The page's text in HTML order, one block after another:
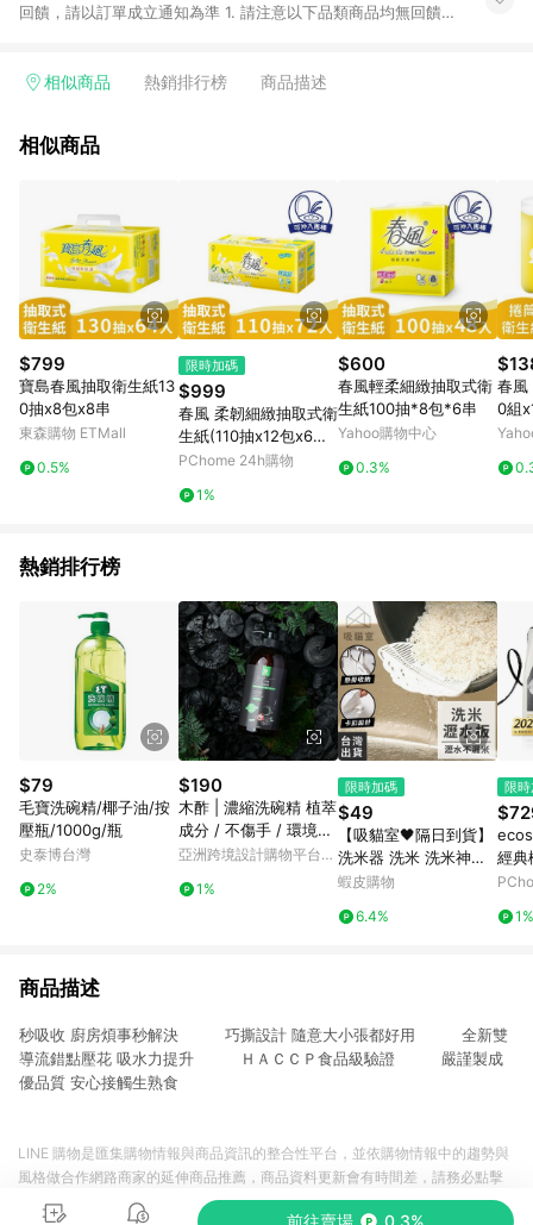
回饋，請以訂單成立通知為準 1. 請注意以下品類商品均無回饋：
電玩/遊戲/相機/單眼/鏡頭/拍立得 [2024/6/1起適用] -內接硬
的購回饋活動享Yahoo超贈點回饋者 - 購物中心商店之商品：商
3. 訂單回饋金額將扣除運費/購物金/超贈點/福利金/紅利折抵/折
價券等虛擬貨幣折抵 4. 大宗採購或批發轉賣不具回饋資格： 如
有相關事證認定您為大宗採購、批發轉賣而非最終消費使用者，
相關認定以Yahoo購物中心之認定為準
相似商品 熱銷排行榜 商品描述
相似商品
$799
寶島春風抽取衛生紙13
0抽x8包x8串
東森購物 ETMall
0.5%
限時加碼
$999
春風 柔韌細緻抽取式衛
生紙(110抽x12包x6串/
箱)
PChome 24h購物
1%
$600
春風輕柔細緻抽取式衛
生紙100抽*8包*6串
Yahoo購物中心
0.3%
春風
0組
熱銷排行榜
$79
毛寶洗碗精/椰子油/按
壓瓶/1000g/瓶
史泰博台灣
2%
$190
木酢 | 濃縮洗碗精 植萃
成分 / 不傷手 / 環境友
善
亞洲跨境設計購物平台
1%
限時加碼
$49
【吸貓室🖤隔日到貨】
洗米器 洗米 洗米神器
白色 洗米擋板 淘米器
擋板 廚房小物 日式小
蝦皮購物
6.4%
限
經典
1%
商品描述
秒吸收 廚房煩事秒解決 巧撕設計 隨意大小張都好用 全新雙
導流錯點壓花 吸水力提升 ＨＡＣＣＰ食品級驗證 嚴謹製成
優品質 安心接觸生熟食
前往賣場 0.3%
LINE 購物是匯集購物情報與商品資訊的整合性平台，並依購物情報中的趨勢與
風格做合作網路商家的延伸商品推薦，商品資料更新會有時間差，請務必點擊
商品至各合作網路商家，確認現售價與購物條件，一切資訊以合作廠商網頁為